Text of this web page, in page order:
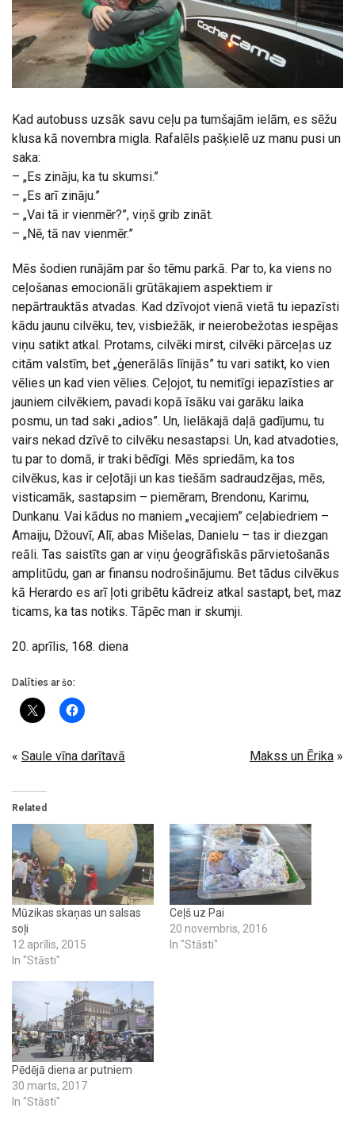
Kad autobuss uzsāk savu ceļu pa tumšajām ielām, es sēžu
klusa kā novembra migla. Rafalēls pašķielē uz manu pusi un
saka:
– „Es zināju, ka tu skumsi.”
– „Es arī zināju.”
– „Vai tā ir vienmēr?”, viņš grib zināt.
– „Nē, tā nav vienmēr.”
Mēs šodien runājām par šo tēmu parkā. Par to, ka viens no
ceļošanas emocionāli grūtākajiem aspektiem ir
nepārtrauktās atvadas. Kad dzīvojot vienā vietā tu iepazīsti
kādu jaunu cilvēku, tev, visbiežāk, ir neierobežotas iespējas
viņu satikt atkal. Protams, cilvēki mirst, cilvēki pārceļas uz
citām valstīm, bet „ģenerālās līnijās” tu vari satikt, ko vien
vēlies un kad vien vēlies. Ceļojot, tu nemitīgi iepazīsties ar
jauniem cilvēkiem, pavadi kopā īsāku vai garāku laika
posmu, un tad saki „adios”. Un, lielākajā daļā gadījumu, tu
vairs nekad dzīvē to cilvēku nesastapsi. Un, kad atvadoties,
tu par to domā, ir traki bēdīgi. Mēs spriedām, ka tos
cilvēkus, kas ir ceļotāji un kas tiešām sadraudzējas, mēs,
visticamāk, sastapsim – piemēram, Brendonu, Karimu,
Dunkanu. Vai kādus no maniem „vecajiem” ceļabiedriem –
Amaiju, Džouvī, Alī, abas Mišelas, Danielu – tas ir diezgan
reāli. Tas saistīts gan ar viņu ģeogrāfiskās pārvietošanās
amplitūdu, gan ar finansu nodrošinājumu. Bet tādus cilvēkus
kā Herardo es arī ļoti gribētu kādreiz atkal sastapt, bet, maz
ticams, ka tas notiks. Tāpēc man ir skumji.
20. aprīlis, 168. diena
Dalīties ar šo:
« Saule vīna darītavā Makss un Ērika »
Related
Mūzikas skaņas un salsas
soļi
12 aprīlis, 2015
In "Stāsti"
Ceļš uz Pai
20 novembris, 2016
In "Stāsti"
Pēdējā diena ar putniem
30 marts, 2017
In "Stāsti"